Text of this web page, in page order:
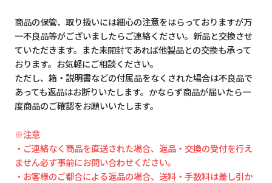
商品の保管、取り扱いには細心の注意をはらっておりますが万
一不良品等がございましたらご連絡ください。新品と交換させ
ていただきます。また未開封であれば他製品との交換も承って
おります。お気軽にご相談ください。
ただし、箱・説明書などの付属品をなくされた場合は不良品で
あっても返品はお断りいたします。かならず商品が届いたら一
度商品のご確認をお願いいたします。
※注意
・ご連絡なく商品を直送された場合、返品・交換の受付を行え
ません必ず事前にお問い合わせください。
・お客様のご都合による返品の場合、送料・手数料は差し引か